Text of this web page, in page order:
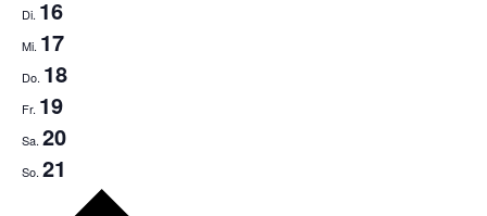
Di. 16
Mi. 17
Do. 18
Fr. 19
Sa. 20
So. 21